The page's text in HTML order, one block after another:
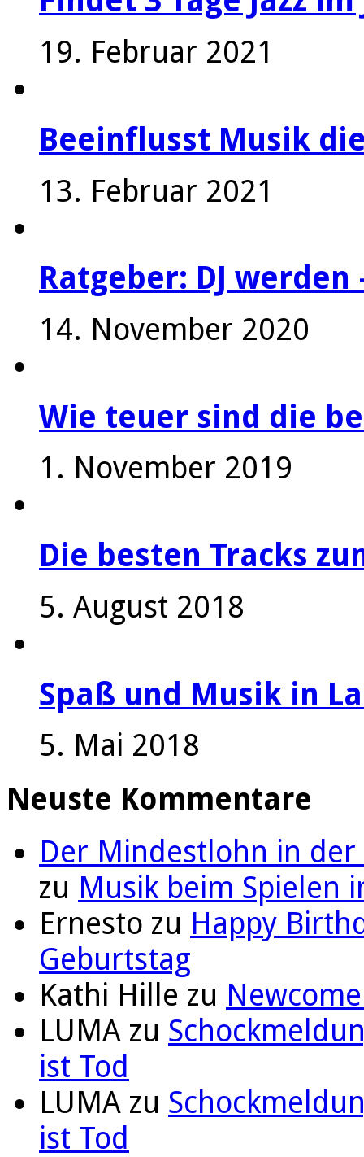
19. Februar 2021
Beeinflusst Musik
13. Februar 2021
Ratgeber: DJ
14. November 2020
Wie teuer sind die
1. November 2019
Die besten Tracks
5. August 2018
Spaß und Musik in
5. Mai 2018
Neuste Kommentare
Der Mindestlohn in der
zu Musik beim Spielen
Ernesto zu Happy
Geburtstag
Kathi Hille zu
LUMA zu
ist Tod
LUMA zu
ist Tod